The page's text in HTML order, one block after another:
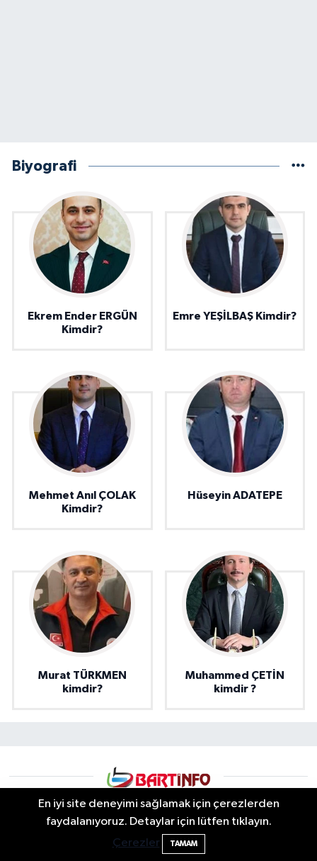
Biyografi
Ekrem Ender ERGÜN
Kimdir?
Emre YEŞİLBAŞ Kimdir?
Mehmet Anıl ÇOLAK
Kimdir?
Hüseyin ADATEPE
Murat TÜRKMEN
kimdir?
Muhammed ÇETİN
kimdir ?
En iyi site deneyimi sağlamak için çerezlerden
faydalanıyoruz. Detaylar için lütfen tıklayın.
Çerezler
TAMAM
22:45
Kozcağız'ın geleceği tartışılıyor: Peş
peşe açıklamalar